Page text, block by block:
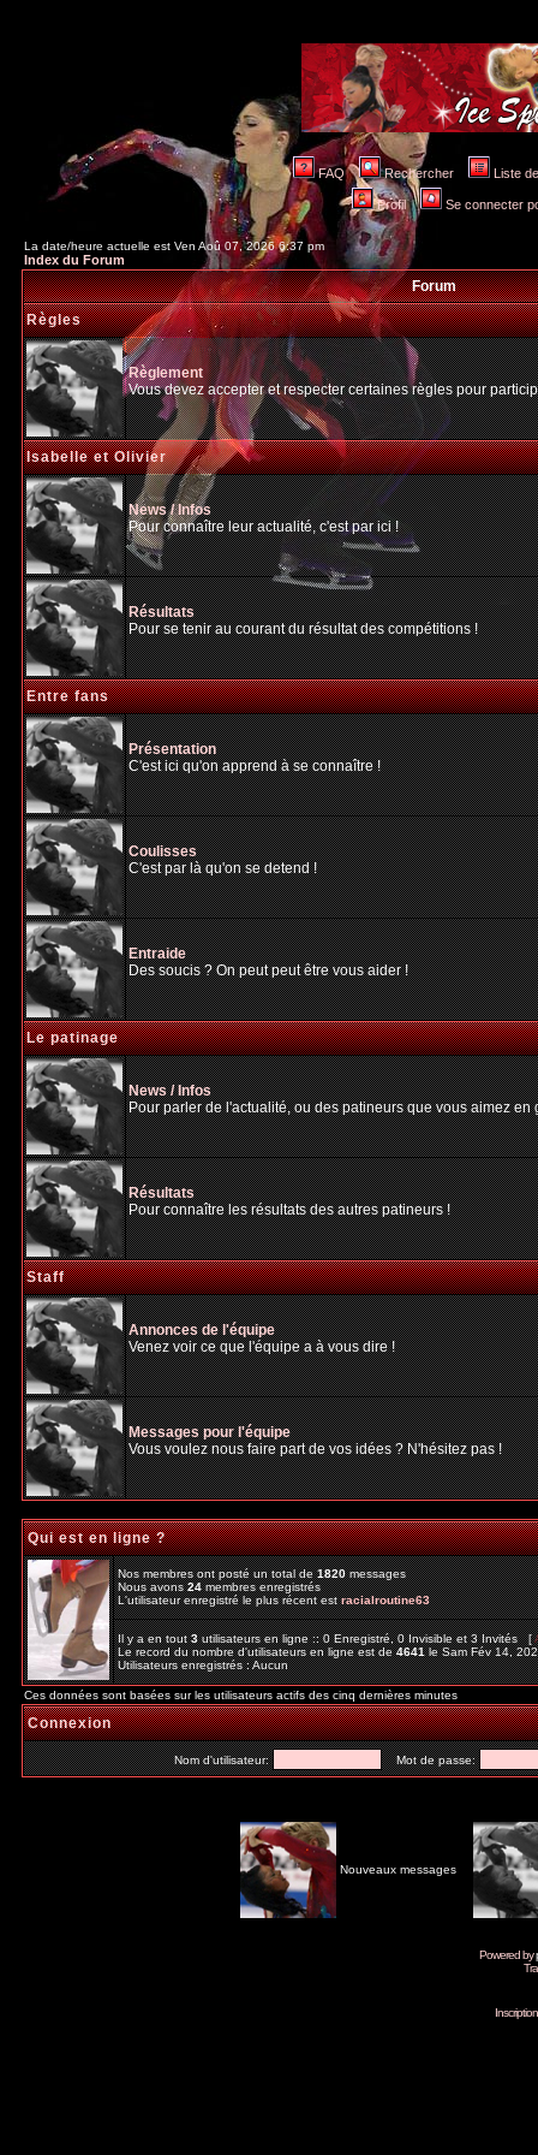
FAQ Rechercher Liste
Profil Se connecter
La date/heure actuelle est Ven Aoû 07, 2026 6:37 pm
Index du Forum
Forum
Règles
Règlement
Vous devez accepter et respecter certaines règles pour
Isabelle et Olivier
News / Infos
Pour connaître leur actualité, c'est par ici !
Résultats
Pour se tenir au courant du résultat des compétitions !
Entre fans
Présentation
C'est ici qu'on apprend à se connaître !
Coulisses
C'est par là qu'on se detend !
Entraide
Des soucis ? On peut peut être vous aider !
Le patinage
News / Infos
Pour parler de l'actualité, ou des patineurs que vous aimez
Résultats
Pour connaître les résultats des autres patineurs !
Staff
Annonces de l'équipe
Venez voir ce que l'équipe a à vous dire !
Messages pour l'équipe
Vous voulez nous faire part de vos idées ? N'hésitez pas !
Qui est en ligne ?
Nos membres ont posté un total de1820messages
Nous avons24membres enregistrés
L'utilisateur enregistré le plus récent estracialroutine63
Il y a en tout3utilisateurs en ligne :: 0 Enregistré, 0 Invisible et 3 Invités [
Le record du nombre d'utilisateurs en ligne est de4641le Sam Fév 14,
Utilisateurs enregistrés : Aucun
Ces données sont basées sur les utilisateurs actifs des cinq dernières minutes
Connexion
Nom d'utilisateur: Mot de passe:
Nouveaux messages
Powered by